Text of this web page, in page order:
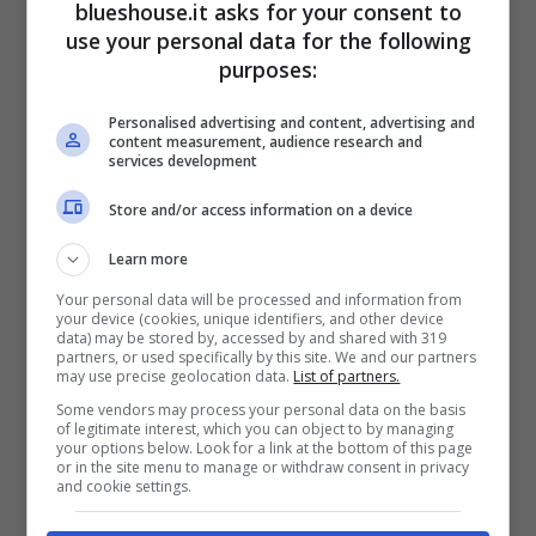
Antonella Clerici, cosa ha insegnato a sua figlia – Raiplay –
blueshouse.it
Motivo di polemica è stata sicuramente la
rivelazione suLigabue
anni fa sa che quando Antonella ha condotto
Sanremo nel 2010 si lamentò di un cantante
reputava che le puzzasse ancora troppo di
sugo, ovvero un chiaro riferimentoal suo
blueshouse.it asks for your consent to
use your personal data for the following
purposes:
Personalised advertising and content, advertising and
content measurement, audience research and
services development
Store and/or access information on a device
Learn more
Your personal data will be processed and information from
your device (cookies, unique identifiers, and other device
data) may be stored by, accessed by and shared with 319
partners, or used specifically by this site. We and our partners
may use precise geolocation data. List of partners.
Some vendors may process your personal data on the basis
of legitimate interest, which you can object to by managing
your options below. Look for a link at the bottom of this page
or in the site menu to manage or withdraw consent in privacy
and cookie settings.